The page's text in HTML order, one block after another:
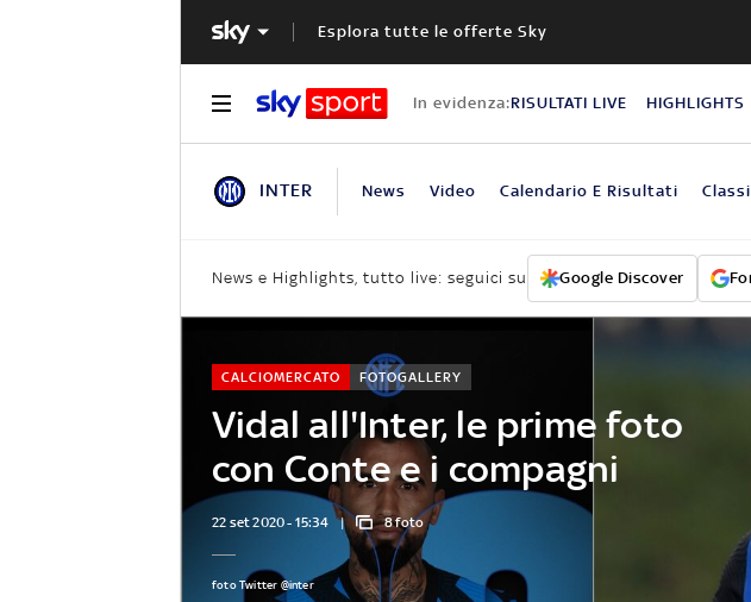
Esplora tutte le offerte Sky
In evidenza:RISULTATI LIVE HIGHLIGHTS
INTER News Video Calendario E Risultati
News e Highlights, tutto live: seguici su Google Discover
Vidal all'Inter, le prime foto
con Conte e i compagni
CALCIOMERCATO FOTOGALLERY
22 set 2020 - 15:34 8 foto
foto Twitter @inter